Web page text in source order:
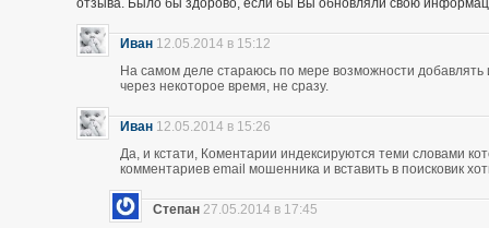
отзыва. Было бы здорово, если бы Вы обновляли свою
Иван 12.05.2014 в 15:12
На самом деле стараюсь по мере возможности
через некоторое время, не сразу.
Иван 12.05.2014 в 15:26
Да, и кстати, Коментарии индексируются теми словами
комментариев email мошенника и вставить в поисковик
Степан 27.05.2014 в 17:45